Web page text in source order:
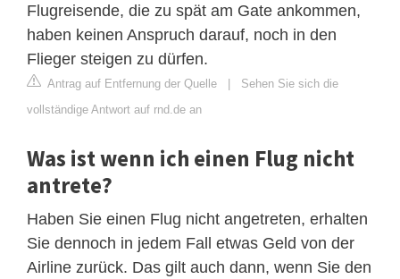
Flugreisende, die zu spät am Gate ankommen,
haben keinen Anspruch darauf, noch in den
Flieger steigen zu dürfen.
Antrag auf Entfernung der Quelle | Sehen Sie sich die
vollständige Antwort auf rnd.de an
Was ist wenn ich einen Flug nicht
antrete?
Haben Sie einen Flug nicht angetreten, erhalten
Sie dennoch in jedem Fall etwas Geld von der
Airline zurück. Das gilt auch dann, wenn Sie den